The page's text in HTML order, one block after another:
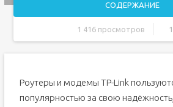
СОДЕРЖАНИЕ
1 416 просмотров
Подключение к роутеру
Соединение ПК с беспроводной
Роутеры и модемы TP-Link
популярностью за свою